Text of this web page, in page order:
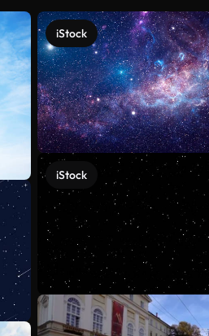
iStock
iStock